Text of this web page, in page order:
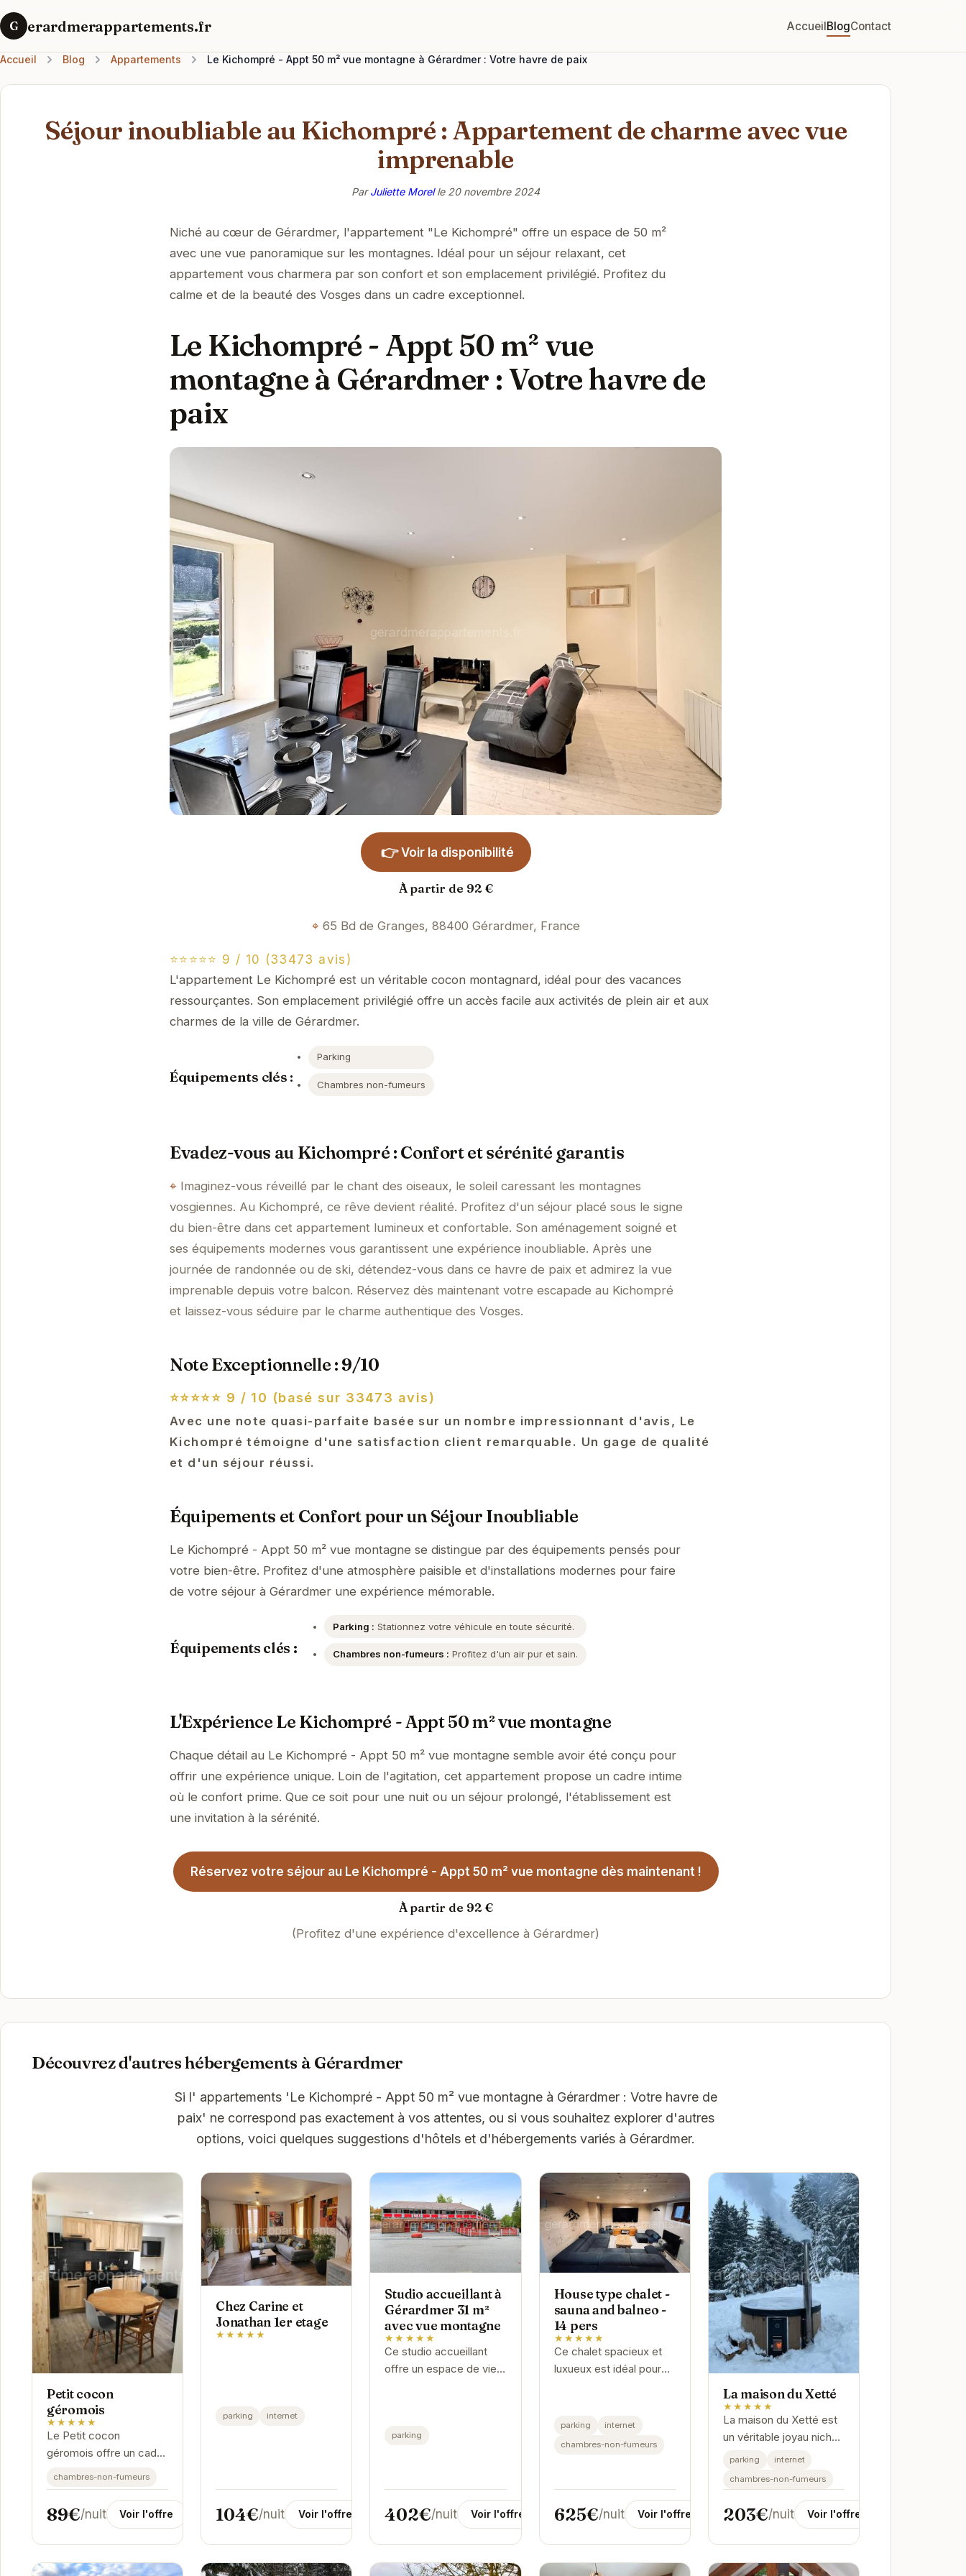
G erardmerappartements.fr AccueilBlogContact
Accueil Blog Appartements Le Kichompré - Appt 50 m² vue montagne à Gérardmer : Votre havre de paix
Séjour inoubliable au Kichompré : Appartement de charme avec vue
imprenable
ParJuliette Morelle 20 novembre 2024
Niché au cœur de Gérardmer, l'appartement "Le Kichompré" offre un espace de 50 m²
avec une vue panoramique sur les montagnes. Idéal pour un séjour relaxant, cet
appartement vous charmera par son confort et son emplacement privilégié. Profitez du
calme et de la beauté des Vosges dans un cadre exceptionnel.
Le Kichompré - Appt 50 m² vue
montagne à Gérardmer : Votre havre de
paix
👉 Voir la disponibilité
À partir de 92 €
65 Bd de Granges, 88400 Gérardmer, France
⭐⭐⭐⭐⭐ 9 / 10 (33473 avis)
L'appartement Le Kichompré est un véritable cocon montagnard, idéal pour des vacances
ressourçantes. Son emplacement privilégié offre un accès facile aux activités de plein air et aux
charmes de la ville de Gérardmer.
Équipements clés :
Parking
Chambres non-fumeurs
Evadez-vous au Kichompré : Confort et sérénité garantis
Imaginez-vous réveillé par le chant des oiseaux, le soleil caressant les montagnes
vosgiennes. Au Kichompré, ce rêve devient réalité. Profitez d'un séjour placé sous le signe
du bien-être dans cet appartement lumineux et confortable. Son aménagement soigné et
ses équipements modernes vous garantissent une expérience inoubliable. Après une
journée de randonnée ou de ski, détendez-vous dans ce havre de paix et admirez la vue
imprenable depuis votre balcon. Réservez dès maintenant votre escapade au Kichompré
et laissez-vous séduire par le charme authentique des Vosges.
Note Exceptionnelle : 9/10
⭐⭐⭐⭐⭐ 9 / 10 (basé sur 33473 avis)
Avec une note quasi-parfaite basée sur un nombre impressionnant d'avis, Le
Kichompré témoigne d'une satisfaction client remarquable. Un gage de qualité
et d'un séjour réussi.
Équipements et Confort pour un Séjour Inoubliable
Le Kichompré - Appt 50 m² vue montagne se distingue par des équipements pensés pour
votre bien-être. Profitez d'une atmosphère paisible et d'installations modernes pour faire
de votre séjour à Gérardmer une expérience mémorable.
Équipements clés :
Parking : Stationnez votre véhicule en toute sécurité.
Chambres non-fumeurs : Profitez d'un air pur et sain.
L'Expérience Le Kichompré - Appt 50 m² vue montagne
Chaque détail au Le Kichompré - Appt 50 m² vue montagne semble avoir été conçu pour
offrir une expérience unique. Loin de l'agitation, cet appartement propose un cadre intime
où le confort prime. Que ce soit pour une nuit ou un séjour prolongé, l'établissement est
une invitation à la sérénité.
Réservez votre séjour au Le Kichompré - Appt 50 m² vue montagne dès maintenant !
À partir de 92 €
(Profitez d'une expérience d'excellence à Gérardmer)
Découvrez d'autres hébergements à Gérardmer
Si l' appartements 'Le Kichompré - Appt 50 m² vue montagne à Gérardmer : Votre havre de
paix' ne correspond pas exactement à vos attentes, ou si vous souhaitez explorer d'autres
options, voici quelques suggestions d'hôtels et d'hébergements variés à Gérardmer.
Petit cocon
géromois
★★★★★
Le Petit cocon
géromois offre un cadre
romantique ou des
vacances en famille.
Son charme authentique
chambres-non-fumeurs
89€/nuit Voir l'offre
Chez Carine et
Jonathan 1er etage
★★★★★
parking internet
104€/nuit Voir l'offre
Studio accueillant à
Gérardmer 31 m²
avec vue montagne
★★★★★
Ce studio accueillant
offre un espace de vie
montagnes. Profitez
parking
402€/nuit Voir l'offre
House type chalet -
sauna and balneo -
14 pers
★★★★★
Ce chalet spacieux et
luxueux est idéal pour
sauna et son balnéo,
parking
internet
chambres-non-fumeurs
625€/nuit Voir l'offre
La maison du Xetté
★★★★★
La maison du Xetté est
un véritable joyau niché
au cœur des montagnes
emplacement privilégié
offre un accès facile
aux...
parking
internet
chambres-non-fumeurs
203€/nuit Voir l'offre